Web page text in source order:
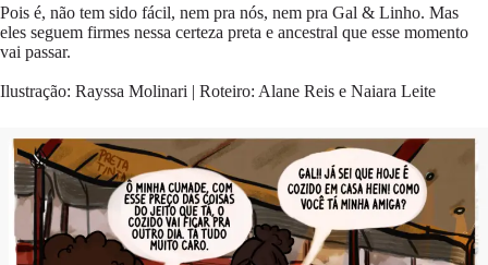
Pois é, não tem sido fácil, nem pra nós, nem pra Gal & Linho. Mas
eles seguem firmes nessa certeza preta e ancestral que esse momento
vai passar.
Ilustração: Rayssa Molinari | Roteiro: Alane Reis e Naiara Leite